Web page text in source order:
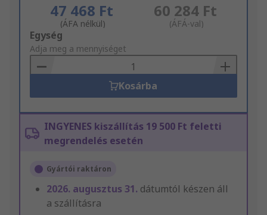
47 468 Ft
(ÁFA nélkül)
60 284 Ft
(ÁFÁ-val)
Add
to
Basket
Egység
Adja meg a mennyiséget
Kosárba
INGYENES kiszállítás 19 500 Ft feletti
megrendelés esetén
Gyártói raktáron
2026. augusztus 31. dátumtól készen áll
a szállításra